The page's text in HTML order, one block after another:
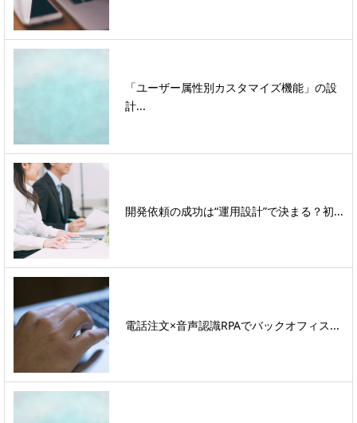
「ユーザー属性別カスタマイズ機能」の設
計...
開発依頼の成功は“運用設計”で決まる？初...
電話注文×音声認識RPAでバックオフィス...